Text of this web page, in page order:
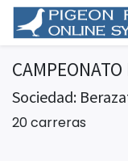
Sociedad:
20 carreras